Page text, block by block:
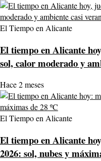
El Tiempo en Alicante
El tiempo en Alicante
sol, calor moderado y
Hace 2 meses
El Tiempo en Alicante
El tiempo en Alicante
2026: sol, nubes y